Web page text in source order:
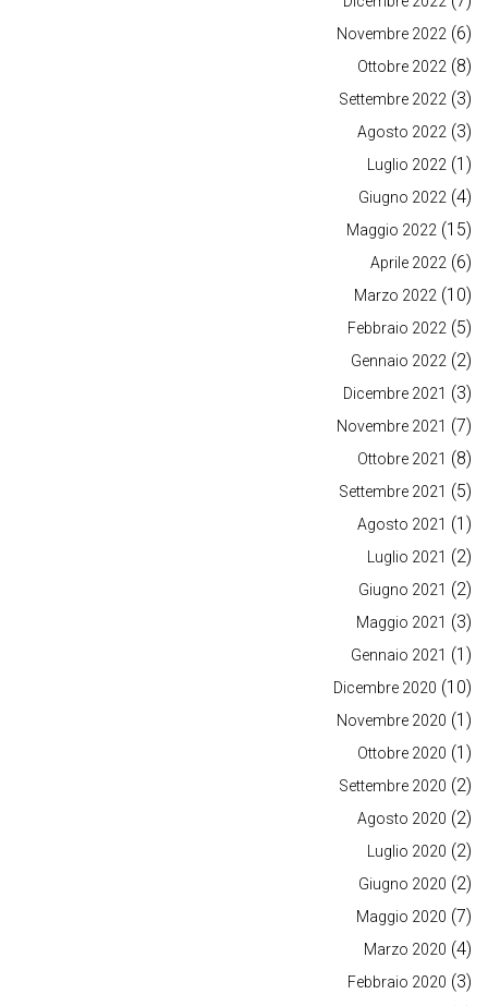
Novembre 2022 (6)
Ottobre 2022 (8)
Settembre 2022 (3)
Agosto 2022 (3)
Luglio 2022 (1)
Giugno 2022 (4)
Maggio 2022 (15)
Aprile 2022 (6)
Marzo 2022 (10)
Febbraio 2022 (5)
Gennaio 2022 (2)
Dicembre 2021 (3)
Novembre 2021 (7)
Ottobre 2021 (8)
Settembre 2021 (5)
Agosto 2021 (1)
Luglio 2021 (2)
Giugno 2021 (2)
Maggio 2021 (3)
Gennaio 2021 (1)
Dicembre 2020 (10)
Novembre 2020 (1)
Ottobre 2020 (1)
Settembre 2020 (2)
Agosto 2020 (2)
Luglio 2020 (2)
Giugno 2020 (2)
Maggio 2020 (7)
Marzo 2020 (4)
Febbraio 2020 (3)